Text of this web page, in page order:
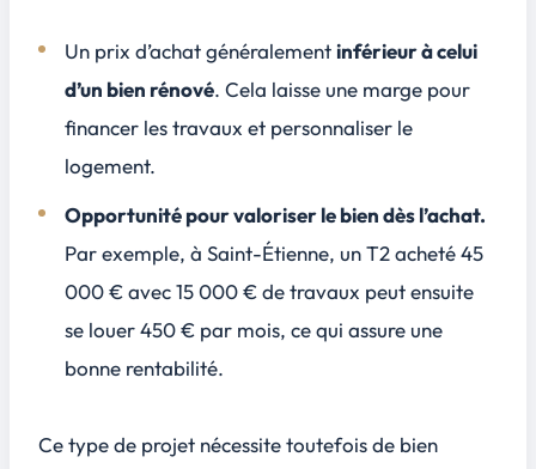
Un prix d’achat généralementinférieur à celui
d’un bien rénové. Cela laisse une marge pour
financer les travaux et personnaliser le
logement.
Opportunité pour valoriser le bien dès l’achat.
Par exemple, à Saint-Étienne, un T2 acheté 45
000 € avec 15 000 € de travaux peut ensuite
se louer 450 € par mois, ce qui assure une
bonne rentabilité.
Ce type de projet nécessite toutefois de bien